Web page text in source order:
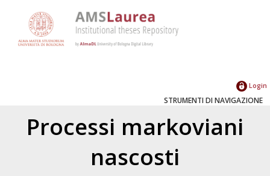
Login
STRUMENTI DI NAVIGAZIONE
Processi markoviani
nascosti